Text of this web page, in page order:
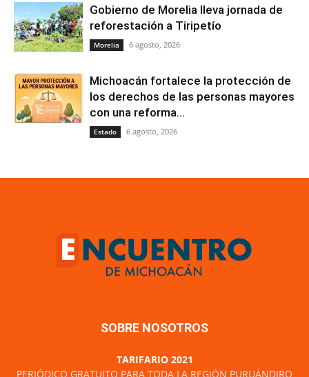
Gobierno de Morelia lleva jornada de
reforestación a Tiripetío
Morelia 6 agosto, 2026
Michoacán fortalece la protección de
los derechos de las personas mayores
con una reforma...
Estado 6 agosto, 2026
SOBRE NOSOTROS
TARIFARIO 2021
PERIÓDICO GRATUITO PARA TODA LA REGIÓN PURUÁNDIRO